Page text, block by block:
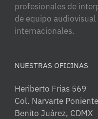
profesionales de
de equipo
internacionales.
NUESTRAS OFICINAS
Heriberto Frias 569
Col. Narvarte Poniente
Benito Juárez, CDMX